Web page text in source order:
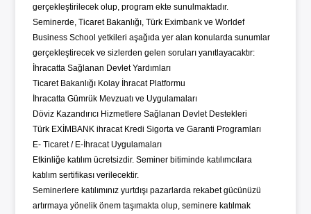
gerçekleştirilecek olup, program ekte sunulmaktadır.
Seminerde, Ticaret Bakanlığı, Türk Eximbank ve Worldef
Business School yetkileri aşağıda yer alan konularda sunumlar
gerçekleştirecek ve sizlerden gelen soruları yanıtlayacaktır:
İhracatta Sağlanan Devlet Yardımları
Ticaret Bakanlığı Kolay İhracat Platformu
İhracatta Gümrük Mevzuatı ve Uygulamaları
Döviz Kazandırıcı Hizmetlere Sağlanan Devlet Destekleri
Türk EXİMBANK ihracat Kredi Sigorta ve Garanti Programları
E- Ticaret / E-İhracat Uygulamaları
Etkinliğe katılım ücretsizdir. Seminer bitiminde katılımcılara
katılım sertifikası verilecektir.
Seminerlere katılımınız yurtdışı pazarlarda rekabet gücünüzü
artırmaya yönelik önem taşımakta olup, seminere katılmak